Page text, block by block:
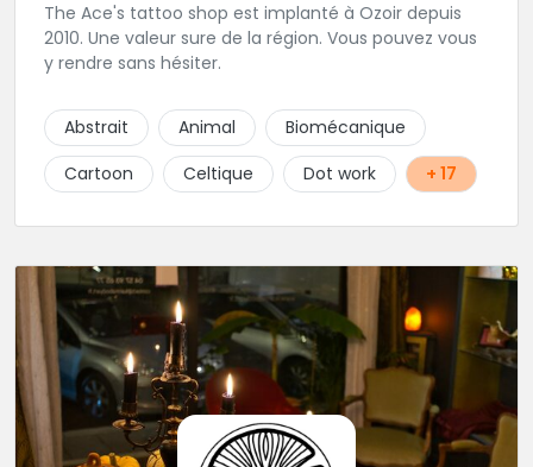
The Ace's tattoo shop est implanté à Ozoir depuis
2010. Une valeur sure de la région. Vous pouvez vous
y rendre sans hésiter.
Abstrait Animal
Biomécanique
Cartoon
Celtique Dot work + 17